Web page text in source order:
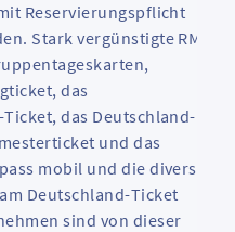
Reservierungspflicht
Stark vergünstigte RMV-
das
das Deutschland-
und das
mobil und die diversen
Deutschland-Ticket
sind von dieser